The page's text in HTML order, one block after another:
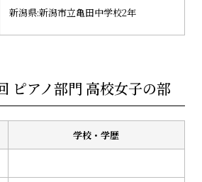
新潟県:新潟市立亀田中学校2年
ピアノ部門 高校女子の部
学校・学歴